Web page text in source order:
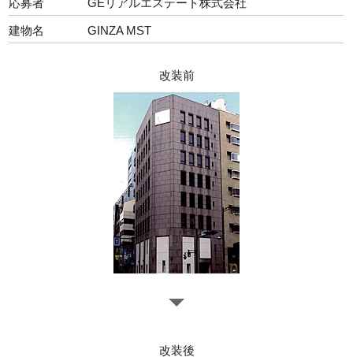
応募者 GEリアルエステート株式会社
建物名 GINZA MST
改装前
改装後